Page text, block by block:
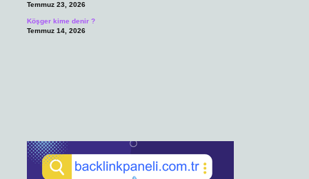
Temmuz 23, 2026
Köşger kime denir ?
Temmuz 14, 2026